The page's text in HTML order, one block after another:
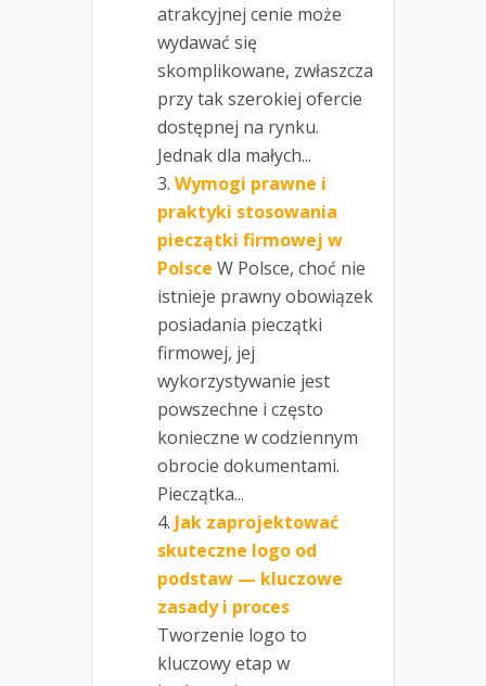
atrakcyjnej cenie może
wydawać się
skomplikowane, zwłaszcza
przy tak szerokiej ofercie
dostępnej na rynku.
Jednak dla małych...
Wymogi prawne i
praktyki stosowania
pieczątki firmowej w
Polsce W Polsce, choć nie
istnieje prawny obowiązek
posiadania pieczątki
firmowej, jej
wykorzystywanie jest
powszechne i często
konieczne w codziennym
obrocie dokumentami.
Pieczątka...
Jak zaprojektować
skuteczne logo od
podstaw — kluczowe
zasady i proces
Tworzenie logo to
kluczowy etap w